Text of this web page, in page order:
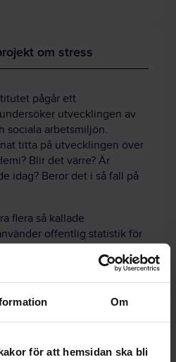
Om
för att hemsidan ska bli
om stress
pågår ett
utvecklingen av
sociala arbetsmiljön.
titta på utvecklingen över
Blir det värre? Är
idag? Beror det i så fall på
flera så kallade
offentlig statistik för